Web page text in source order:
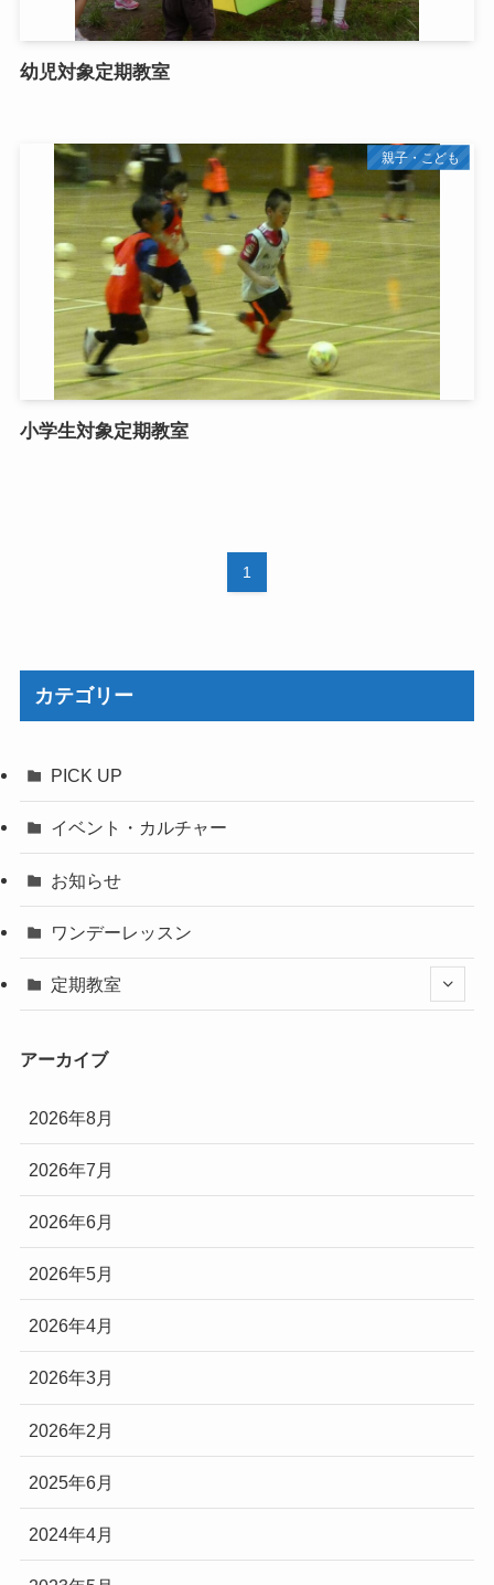
幼児対象定期教室
親子・こども
小学生対象定期教室
1
カテゴリー
PICK UP
イベント・カルチャー
お知らせ
ワンデーレッスン
定期教室
アーカイブ
2026年8月
2026年7月
2026年6月
2026年5月
2026年4月
2026年3月
2026年2月
2025年6月
2024年4月